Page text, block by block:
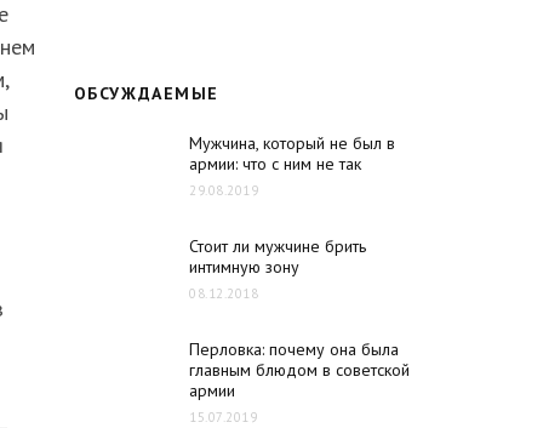
ОБСУЖДАЕМЫЕ
Мужчина, который не был в
армии: что с ним не так
29.08.2019
Стоит ли мужчине брить
интимную зону
08.12.2018
Перловка: почему она была
главным блюдом в советской
армии
15.07.2019